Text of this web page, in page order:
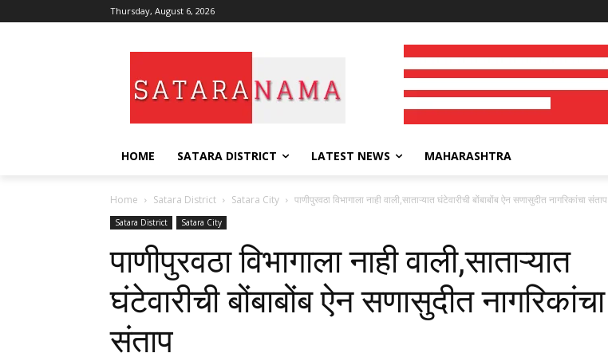
Thursday, August 6, 2026
HOME SATARA DISTRICT LATEST NEWS MAHARASHTRA
Home Satara District Satara City पाणीपुरवठा विभागाला नाही वाली,साताऱ्यात घंटेवारीची बोंबाबोंब ऐन सणासुदीत नागरिकांचा संताप
Satara District Satara City
पाणीपुरवठा विभागाला नाही वाली,साताऱ्यात
घंटेवारीची बोंबाबोंब ऐन सणासुदीत नागरिकांचा
संताप